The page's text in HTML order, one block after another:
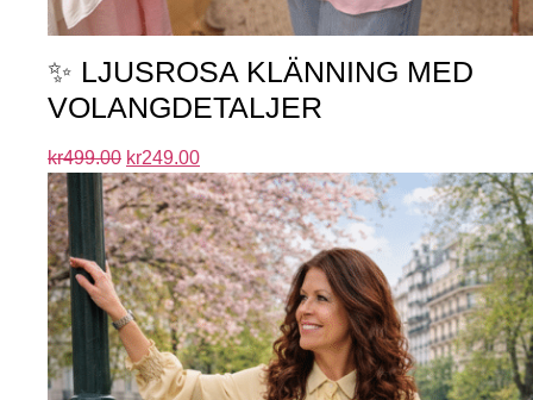
✨ LJUSROSA KLÄNNING MED
VOLANGDETALJER
kr499.00 kr249.00